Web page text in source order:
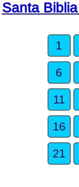
Santa
1
6
11
16
21